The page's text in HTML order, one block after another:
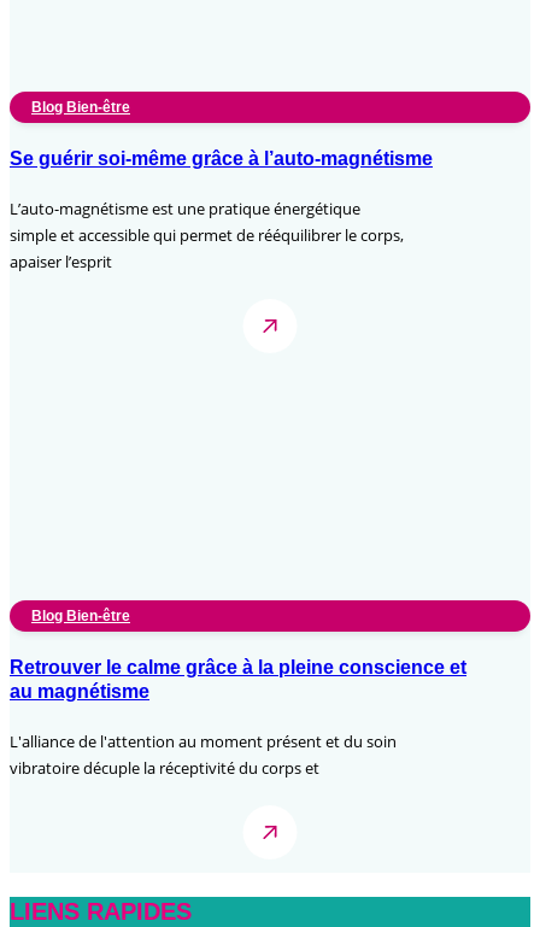
Blog Bien-être
Se guérir soi-même grâce à l’auto-magnétisme
L’auto-magnétisme est une pratique énergétique
simple et accessible qui permet de rééquilibrer le corps,
apaiser l’esprit
Blog Bien-être
Retrouver le calme grâce à la pleine conscience et
au magnétisme
L'alliance de l'attention au moment présent et du soin
vibratoire décuple la réceptivité du corps et
LIENS RAPIDES